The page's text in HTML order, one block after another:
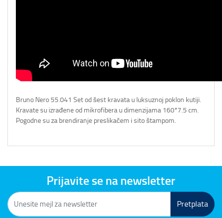
Bruno Nero 55.041 Set od šest kravata u luksuznoj poklon kutiji.
Kravate su izrađene od mikrofibera u dimenzijama 160*7.5 cm.
Pogodne su za brendiranje preslikačem i sito štampom.
Prijavite se na newsletter
Pretplata